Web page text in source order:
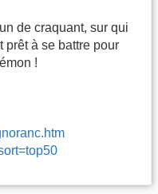
de craquant, sur qui
prêt à se battre pour
!